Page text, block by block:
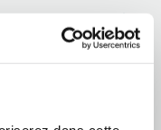
réparation et
commercial